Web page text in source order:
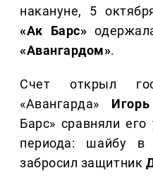
накануне, 5
«Ак Барс»
«Авангардом».
Счет открыл
«Авангарда»
Барс» сравняли
периода: шайбу в
забросил защитник